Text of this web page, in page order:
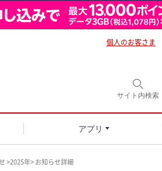
個人のお客さま
サイト内検索
アプリ
>2025年> お知らせ詳細